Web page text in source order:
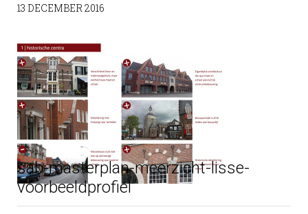
13 DECEMBER 2016
sab-masterplan-meerzicht-lisse-
voorbeeldprofiel